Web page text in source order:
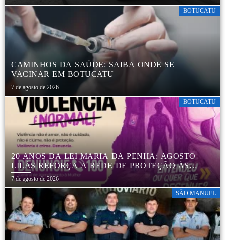
BOTUCATU
CAMINHOS DA SAÚDE: SAIBA ONDE SE
VACINAR EM BOTUCATU
7 de agosto de 2026
BOTUCATU
20 ANOS DA LEI MARIA DA PENHA: AGOSTO
LILÁS REFORÇA A REDE DE PROTEÇÃO ÀS
MULHERES EM BOTUCATU
7 de agosto de 2026
SÃO MANUEL